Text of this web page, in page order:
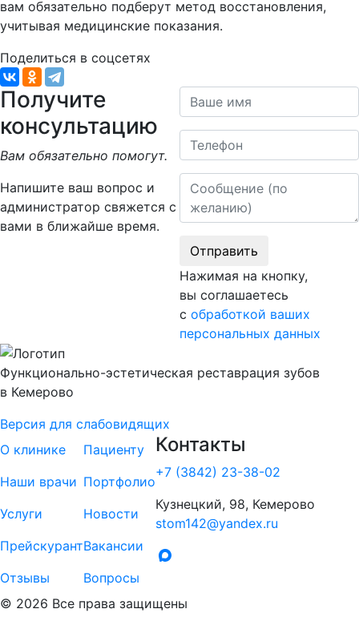
вам обязательно подберут метод восстановления,
учитывая медицинские показания.
Поделиться в соцсетях
Получите
консультацию
Вам обязательно помогут.
Напишите ваш вопрос и
администратор свяжется с
вами в ближайше время.
Ваше имя
Телефон
Сообщение
Отправить
Нажимая на кнопку,
вы соглашаетесь
с обработкой ваших
персональных данных
Функционально-эстетическая реставрация зубов
в Кемерово
Версия для слабовидящих
О клинике
Наши врачи
Услуги
Прейскурант
Отзывы
Пациенту
Портфолио
Новости
Вакансии
Вопросы
Контакты
+7 (3842) 23-38-02
Кузнецкий, 98, Кемерово
stom142@yandex.ru
© 2026 Все права защищены